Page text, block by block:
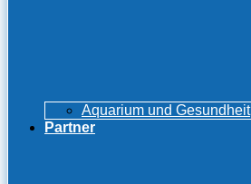
Aquarium und Gesundheit
Partner